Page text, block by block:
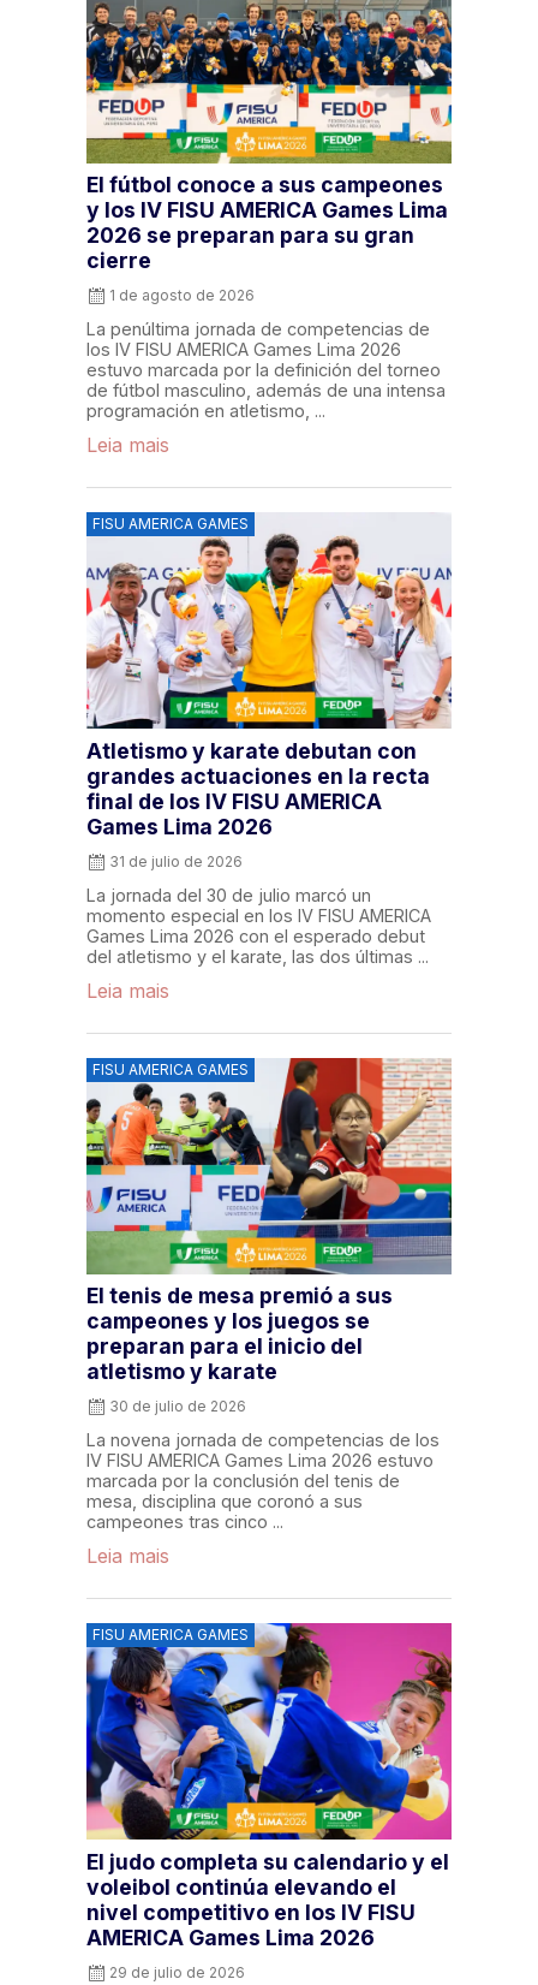
El fútbol conoce a sus campeones
y los IV FISU AMERICA Games Lima
2026 se preparan para su gran
cierre
1 de agosto de 2026
La penúltima jornada de competencias de
los IV FISU AMERICA Games Lima 2026
estuvo marcada por la definición del torneo
de fútbol masculino, además de una intensa
programación en atletismo, ...
Leia mais
FISU AMERICA GAMES
Atletismo y karate debutan con
grandes actuaciones en la recta
final de los IV FISU AMERICA
Games Lima 2026
31 de julio de 2026
La jornada del 30 de julio marcó un
momento especial en los IV FISU AMERICA
Games Lima 2026 con el esperado debut
del atletismo y el karate, las dos últimas ...
Leia mais
FISU AMERICA GAMES
El tenis de mesa premió a sus
campeones y los juegos se
preparan para el inicio del
atletismo y karate
30 de julio de 2026
La novena jornada de competencias de los
IV FISU AMERICA Games Lima 2026 estuvo
marcada por la conclusión del tenis de
mesa, disciplina que coronó a sus
campeones tras cinco ...
Leia mais
FISU AMERICA GAMES
El judo completa su calendario y el
voleibol continúa elevando el
nivel competitivo en los IV FISU
AMERICA Games Lima 2026
29 de julio de 2026